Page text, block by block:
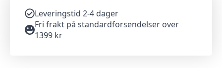
Leveringstid 2-4 dager
Fri frakt på standardforsendelser over
1399 kr